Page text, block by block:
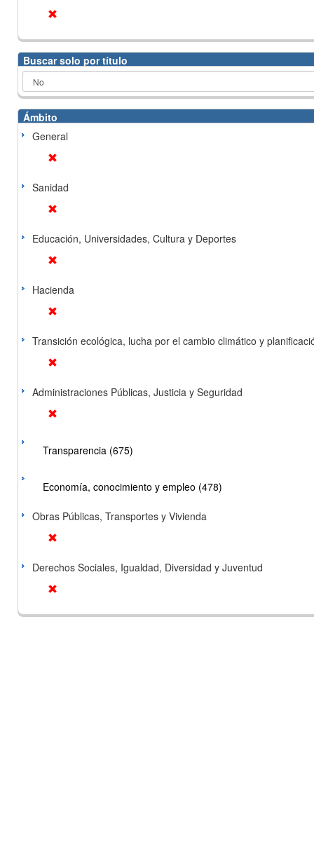
Buscar solo por título
Ámbito
General
Sanidad
Educación, Universidades, Cultura y Deportes
Hacienda
Transición ecológica, lucha por el cambio climático y
Administraciones Públicas, Justicia y Seguridad
Transparencia (675)
Economía, conocimiento y empleo (478)
Obras Públicas, Transportes y Vivienda
Derechos Sociales, Igualdad, Diversidad y Juventud